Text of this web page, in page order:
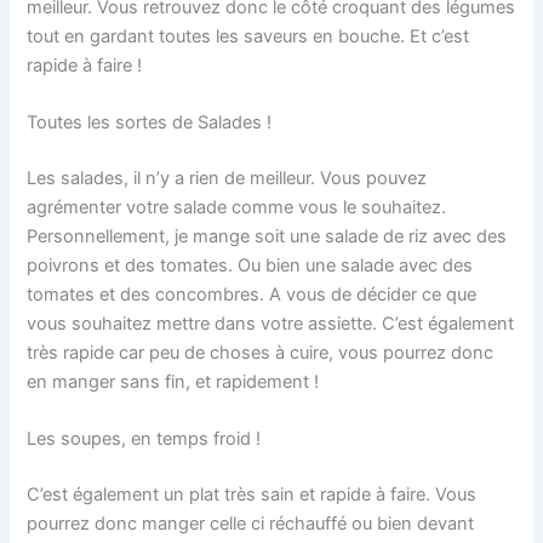
meilleur. Vous retrouvez donc le côté croquant des légumes
tout en gardant toutes les saveurs en bouche. Et c’est
rapide à faire !
Toutes les sortes de Salades !
Les salades, il n’y a rien de meilleur. Vous pouvez
agrémenter votre salade comme vous le souhaitez.
Personnellement, je mange soit une salade de riz avec des
poivrons et des tomates. Ou bien une salade avec des
tomates et des concombres. A vous de décider ce que
vous souhaitez mettre dans votre assiette. C’est également
très rapide car peu de choses à cuire, vous pourrez donc
en manger sans fin, et rapidement !
Les soupes, en temps froid !
C’est également un plat très sain et rapide à faire. Vous
pourrez donc manger celle ci réchauffé ou bien devant